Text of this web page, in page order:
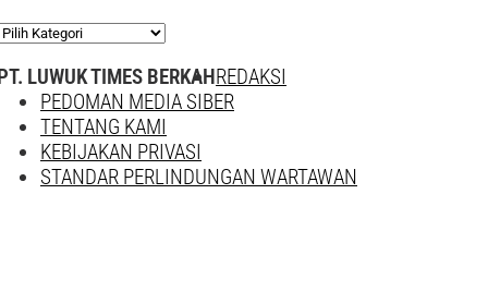
LUWUK TIMES BERKAHREDAKSI
PEDOMAN MEDIA SIBER
TENTANG KAMI
KEBIJAKAN PRIVASI
STANDAR PERLINDUNGAN WARTAWAN